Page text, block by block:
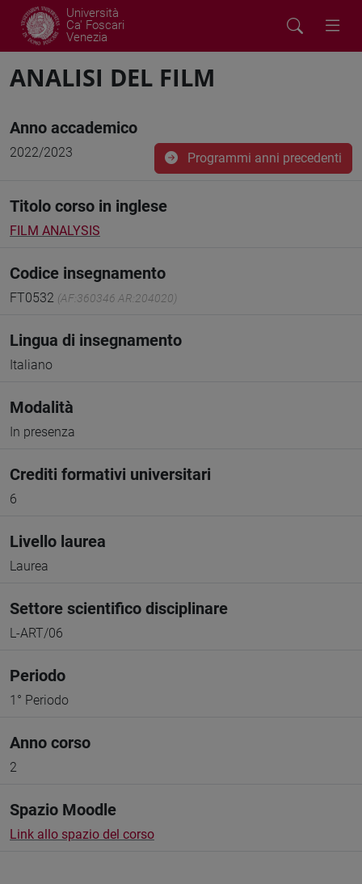
Università
Ca' Foscari
Venezia
ANALISI DEL FILM
Anno accademico
2022/2023 Programmi anni precedenti
Titolo corso in inglese
FILM ANALYSIS
Codice insegnamento
FT0532 (AF:360346 AR:204020)
Lingua di insegnamento
Italiano
Modalità
In presenza
Crediti formativi universitari
6
Livello laurea
Laurea
Settore scientifico disciplinare
L-ART/06
Periodo
1° Periodo
Anno corso
2
Spazio Moodle
Link allo spazio del corso